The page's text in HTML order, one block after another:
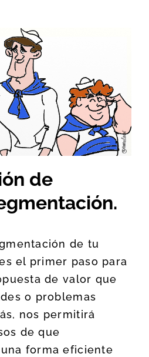
de
de tu
el primer paso para
de valor que
o problemas
nos permitirá
de que
forma eficiente